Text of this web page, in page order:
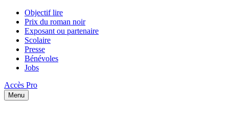
Objectif lire
Prix du roman noir
Exposant ou partenaire
Scolaire
Presse
Bénévoles
Jobs
Accès Pro
Menu